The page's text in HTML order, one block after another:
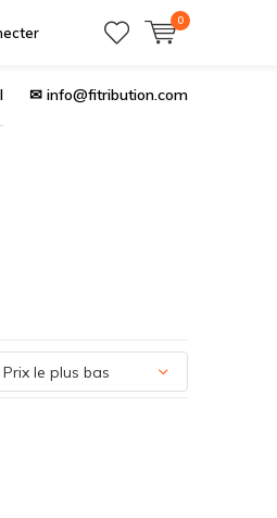
0
✉ info@fitribution.com